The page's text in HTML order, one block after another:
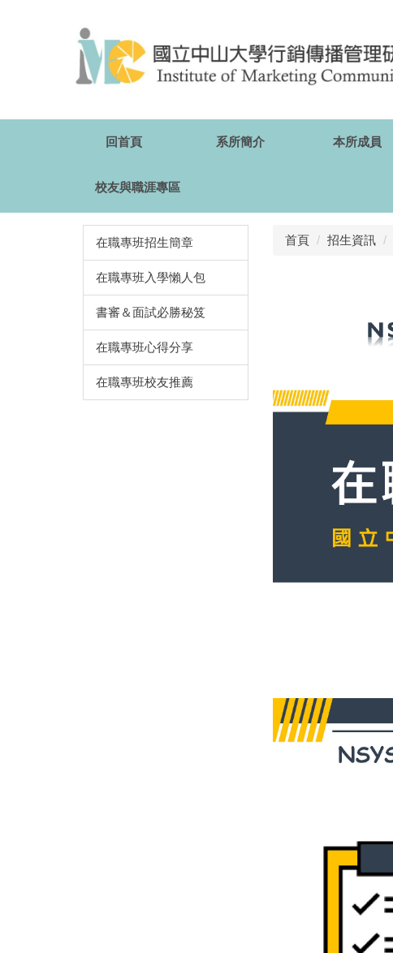
區
回首頁
系所簡介 本所成員
校友與職涯專區
在職專班招生簡章
在職專班入學懶人包
書審＆面試必勝秘笈
在職專班心得分享
在職專班校友推薦
首頁 招生資訊